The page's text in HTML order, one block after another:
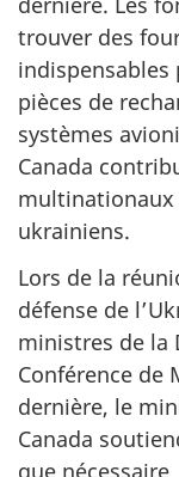
trouver des
indispensables
pièces de
systèmes
Canada
ukrainiens.
Lors de la
défense de
ministres de la
Conférence de
dernière, le
Canada
que